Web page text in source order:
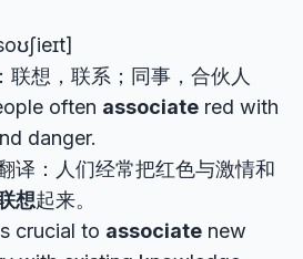
联想，联系；同事，合伙人
often associate red with
danger.
译：人们经常把红色与激情和
想起来。
crucial to associate new